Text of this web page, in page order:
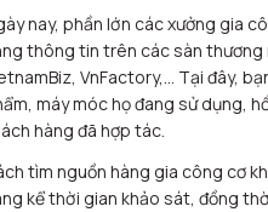
nay, phần lớn các xưởng gia
thông tin trên các sàn thương
VnFactory,… Tại đây,
máy móc họ đang sử dụng,
hàng đã hợp tác.
tìm nguồn hàng gia công cơ
kể thời gian khảo sát, đồng